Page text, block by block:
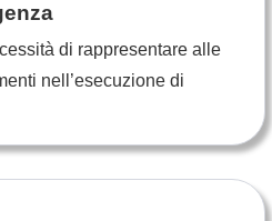
di rappresentare alle
nell’esecuzione di